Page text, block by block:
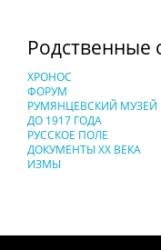
Родственные
ХРОНОС
ФОРУМ
РУМЯНЦЕВСКИЙ МУЗЕЙ
ДО 1917 ГОДА
РУССКОЕ ПОЛЕ
ДОКУМЕНТЫ XX ВЕКА
ИЗМЫ